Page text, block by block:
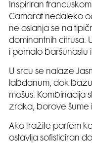
Inspiriran
Camarat nedaleko
ne oslanja se na
dominantnih citrusa.
i pomalo
U srcu se nalaze
labdanum, dok
mošus. Kombinacija
zraka, borove šume
Ako tražite parfem
ostavlja sofisticiran